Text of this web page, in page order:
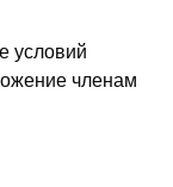
условий
членам